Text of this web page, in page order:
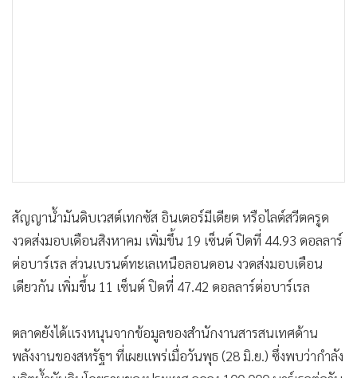
• Factcheck
• News1
Gotomanager
สัญญาน้ำมันดิบเวสต์เทกซัส อินเตอร์มีเดียต หรือไลต์สวีตครูด
งวดส่งมอบเดือนสิงหาคม เพิ่มขึ้น 19 เซ็นต์ ปิดที่ 44.93 ดอลลาร์
ต่อบาร์เรล ส่วนเบรนต์ทะเลเหนือลอนดอน งวดส่งมอบเดือน
เดียวกัน เพิ่มขึ้น 11 เซ็นต์ ปิดที่ 47.42 ดอลลาร์ต่อบาร์เรล
ตลาดยังได้แรงหนุนจากข้อมูลของสำนักงานสารสนเทศด้าน
พลังงานของสหรัฐฯ ที่เผยแพร่เมื่อวันพุธ (28 มิ.ย.) ซึ่งพบว่ากำลัง